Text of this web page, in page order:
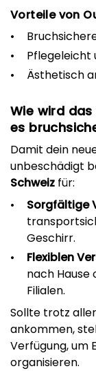
Vorteile von
Ästhetisch
Wie wird
es
Damit dein
unbeschädigt
Schweiz für:
Sorgfältige
Geschirr.
Flexiblen
nach Hause
Filialen.
Sollte trotz
ankommen,
Verfügung, um
organisieren.